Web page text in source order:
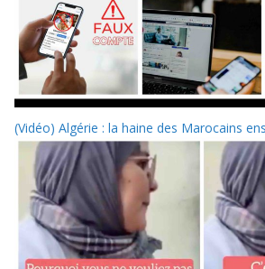
(Vidéo) Algérie : la haine des Marocains